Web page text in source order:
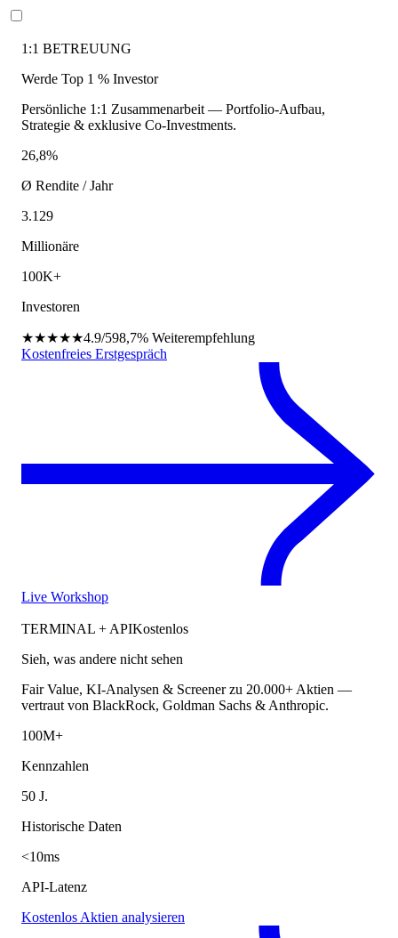
1:1 BETREUUNG
Werde Top 1 % Investor
Persönliche 1:1 Zusammenarbeit — Portfolio-Aufbau,
Strategie & exklusive Co-Investments.
26,8%
Ø Rendite / Jahr
3.129
Millionäre
100K+
Investoren
★★★★★4.9/598,7% Weiterempfehlung
Kostenfreies Erstgespräch
Live Workshop
TERMINAL + APIKostenlos
Sieh, was andere nicht sehen
Fair Value, KI-Analysen & Screener zu 20.000+ Aktien —
vertraut von BlackRock, Goldman Sachs & Anthropic.
100M+
Kennzahlen
50 J.
Historische Daten
<10ms
API-Latenz
Kostenlos Aktien analysieren